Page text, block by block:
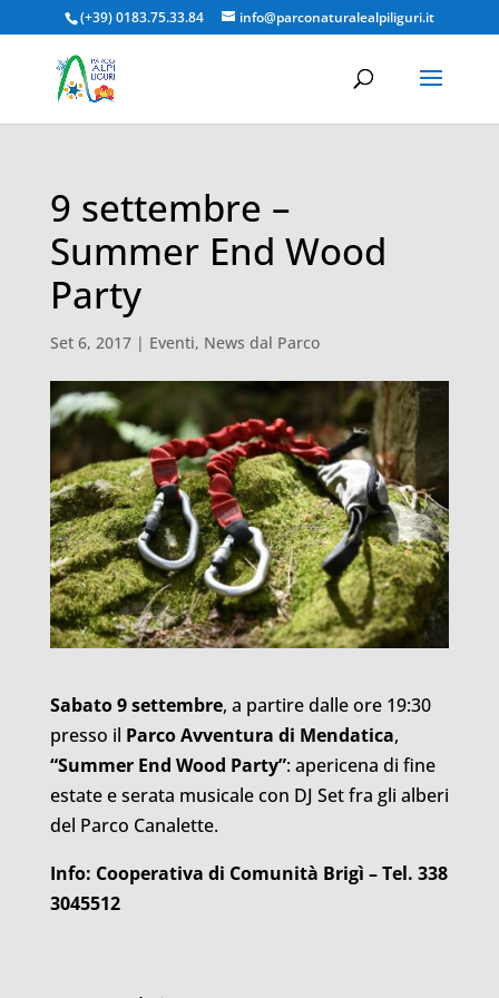
(+39) 0183.75.33.84 info@parconaturalealpiliguri.it
9 settembre –
Summer End Wood
Party
Set 6, 2017| Eventi, News dal Parco
Sabato 9 settembre, a partire dalle ore 19:30
presso il Parco Avventura di Mendatica,
“Summer End Wood Party”: apericena di fine
estate e serata musicale con DJ Set fra gli alberi
del Parco Canalette.
Info: Cooperativa di Comunità Brigì – Tel. 338
3045512